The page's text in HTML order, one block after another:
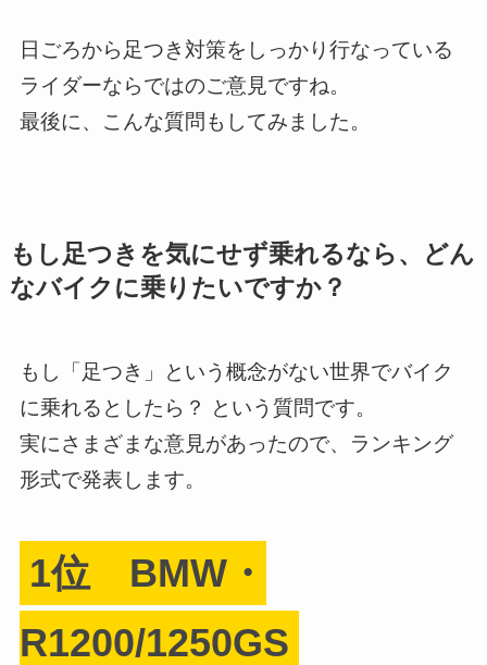
日ごろから足つき対策をしっかり行なっている
ライダーならではのご意見ですね。
最後に、こんな質問もしてみました。
もし足つきを気にせず乗れるなら、どん
なバイクに乗りたいですか？
もし「足つき」という概念がない世界でバイク
に乗れるとしたら？ という質問です。
実にさまざまな意見があったので、ランキング
形式で発表します。
1位 BMW・
R1200/1250GS